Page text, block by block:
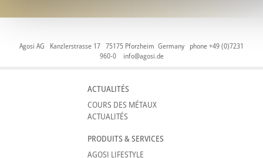
Agosi AG Kanzlerstrasse 17 75175 Pforzheim Germany phone +49 (0)7231
960-0 info@agosi.de
ACTUALITÉS
COURS DES MÉTAUX
ACTUALITÉS
PRODUITS & SERVICES
AGOSI LIFESTYLE